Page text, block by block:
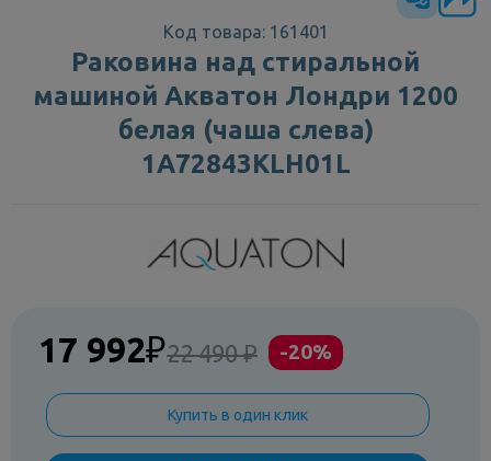
Код товара: 161401
Раковина над стиральной
машиной Акватон Лондри 1200
белая (чаша слева)
1A72843KLH01L
17 992₽22 490 ₽ -20%
Купить в один клик